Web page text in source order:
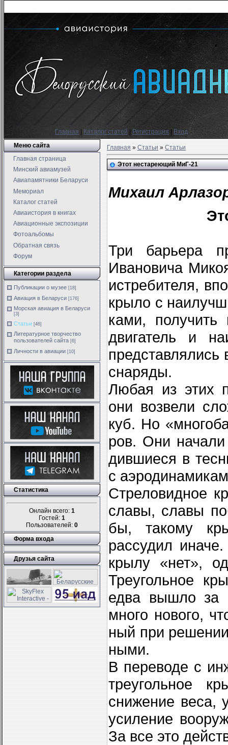
Главная Каталог статей Регистрация|
Вход
Меню сайта
Главная страница
Минский авиамузей
Авиапамятники Беларуси
Мемориал
Каталог статей
Авиаистория в книгах
Авиационные экспозиции
Фотоальбомы
Обратная связь
Форум
Категории раздела
Публикации о музее [18]
Авиация в Беларуси [176]
Морская авиация в Беларуси
[3]
Статьи [46]
Литературное творчество
пользователей сайта [6]
Личности в авиации [10]
Статистика
Онлайн всего: 1
Гостей: 1
Пользователей: 0
Форма входа
Друзья сайта
Главная»Статьи»Статьи
Этот нестареющий МиГ-21
Михаил
Три барьера
Ивановича
истребителя,
крыло с
ками,
двигатель и
снаряды.
Любая из этих
они возвели
куб. Но
ров. Они начали
дившиеся в
с
Стреловидное
славы, славы
бы, такому
рассудил
крылу «нет»,
Треугольное
едва вышло за
много нового,
ный при
ными.
В переводе с
треугольное
снижение веса,
усиление
За все это